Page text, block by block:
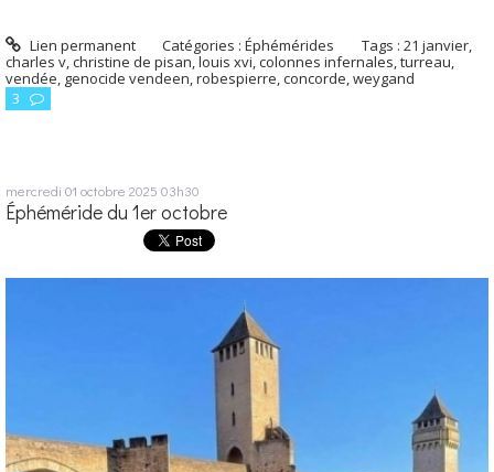
Lien permanent Catégories :Éphémérides Tags :21 janvier,
charles v,christine de pisan,louis xvi,colonnes infernales,turreau,
vendée, genocide vendeen,robespierre,concorde,weygand
3
mercredi 01 octobre 2025 03h30
Éphéméride du 1er octobre